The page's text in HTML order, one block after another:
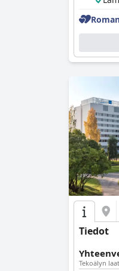
Tiedot
Tekoälyn